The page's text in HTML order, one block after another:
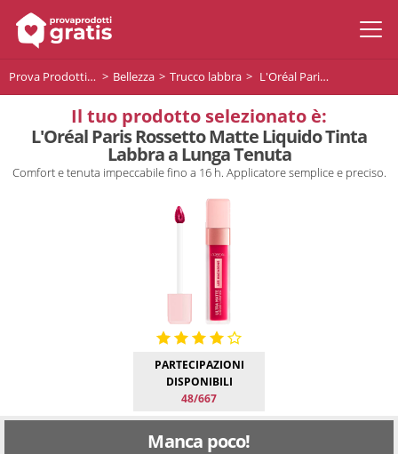
Prova Prodotti Gratis Bellezza Trucco labbra L'Oréal Paris Rossetto Matte Liquido Tinta Labbra a Lunga Tenuta
Il tuo prodotto selezionato è:
L'Oréal Paris Rossetto Matte Liquido Tinta
Labbra a Lunga Tenuta
Comfort e tenuta impeccabile fino a 16 h. Applicatore semplice e preciso.
PARTECIPAZIONI
DISPONIBILI
48/667
Manca poco!